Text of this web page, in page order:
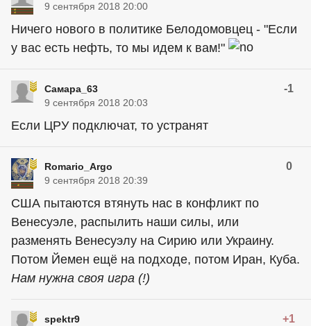
9 сентября 2018 20:00
Ничего нового в политике Белодомовцец - "Если
у вас есть нефть, то мы идем к вам!"
Самара_63 -1
9 сентября 2018 20:03
Если ЦРУ подключат, то устранят
Romario_Argo 0
9 сентября 2018 20:39
США пытаются втянуть нас в конфликт по
Венесуэле, распылить наши силы, или
разменять Венесуэлу на Сирию или Украину.
Потом Йемен ещё на подходе, потом Иран, Куба.
Нам нужна своя игра (!)
spektr9 +1